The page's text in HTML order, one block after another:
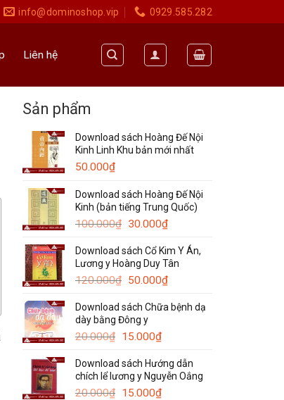
info@dominoshop.vip 0929.585.282
Liên hệ
Sản phẩm
Download sách Hoàng Đế Nội
Kinh Linh Khu bản mới nhất
50.000₫
Download sách Hoàng Đế Nội
Kinh (bản tiếng Trung Quốc)
100.000₫ Giá
là:
100.000₫.
30.000₫Giá
tại
là:
30.000₫.
Download sách Cổ Kim Y Án,
Lương y Hoàng Duy Tân
120.000₫ Giá
là:
120.000₫.
50.000₫Giá
tại
Download sách Chữa bệnh dạ
dày bằng Đông y
20.000₫ Giá
là:
20.000₫.
15.000₫Giá
tại
là:
15.000₫.
Download sách Hướng dẫn
chích lể lương y Nguyễn Oắng
20.000₫ Giá
15.000₫Giá